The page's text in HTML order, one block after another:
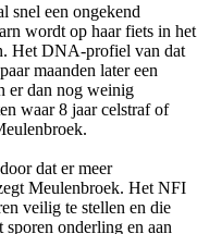
snel een ongekend
wordt op haar fiets in het
Het DNA-profiel van dat
maanden later een
er dan nog weinig
waar 8 jaar celstraf of
dat er meer
Meulenbroek. Het NFI
veilig te stellen en die
onderling en aan